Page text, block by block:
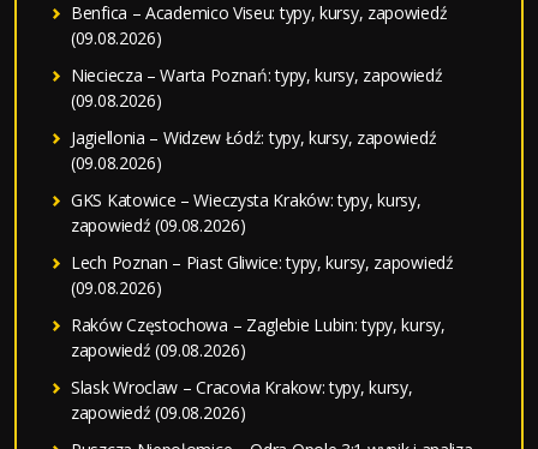
Benfica – Academico Viseu: typy, kursy, zapowiedź
(09.08.2026)
Nieciecza – Warta Poznań: typy, kursy, zapowiedź
(09.08.2026)
Jagiellonia – Widzew Łódź: typy, kursy, zapowiedź
(09.08.2026)
GKS Katowice – Wieczysta Kraków: typy, kursy,
zapowiedź (09.08.2026)
Lech Poznan – Piast Gliwice: typy, kursy, zapowiedź
(09.08.2026)
Raków Częstochowa – Zaglebie Lubin: typy, kursy,
zapowiedź (09.08.2026)
Slask Wroclaw – Cracovia Krakow: typy, kursy,
zapowiedź (09.08.2026)